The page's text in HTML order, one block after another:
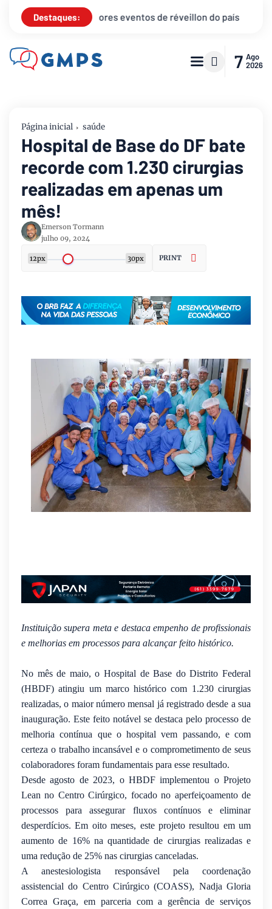
Destaques:
de réveillon do país Praça dos Orixás recebe show de
7 Ago
2026
Página inicial saúde
Hospital de Base do DF bate
recorde com 1.230 cirurgias
realizadas em apenas um
mês!
Emerson Tormann
julho 09, 2024
12px 30px PRINT
Instituição supera meta e destaca empenho de profissionais
e melhorias em processos para alcançar feito histórico.
No mês de maio, o Hospital de Base do Distrito Federal
(HBDF) atingiu um marco histórico com 1.230 cirurgias
realizadas, o maior número mensal já registrado desde a sua
inauguração. Este feito notável se destaca pelo processo de
melhoria contínua que o hospital vem passando, e com
certeza o trabalho incansável e o comprometimento de seus
colaboradores foram fundamentais para esse resultado.
Desde agosto de 2023, o HBDF implementou o Projeto
Lean no Centro Cirúrgico, focado no aperfeiçoamento de
processos para assegurar fluxos contínuos e eliminar
desperdícios. Em oito meses, este projeto resultou em um
aumento de 16% na quantidade de cirurgias realizadas e
uma redução de 25% nas cirurgias canceladas.
A anestesiologista responsável pela coordenação
assistencial do Centro Cirúrgico (COASS), Nadja Gloria
Correa Graça, em parceria com a gerência de serviços